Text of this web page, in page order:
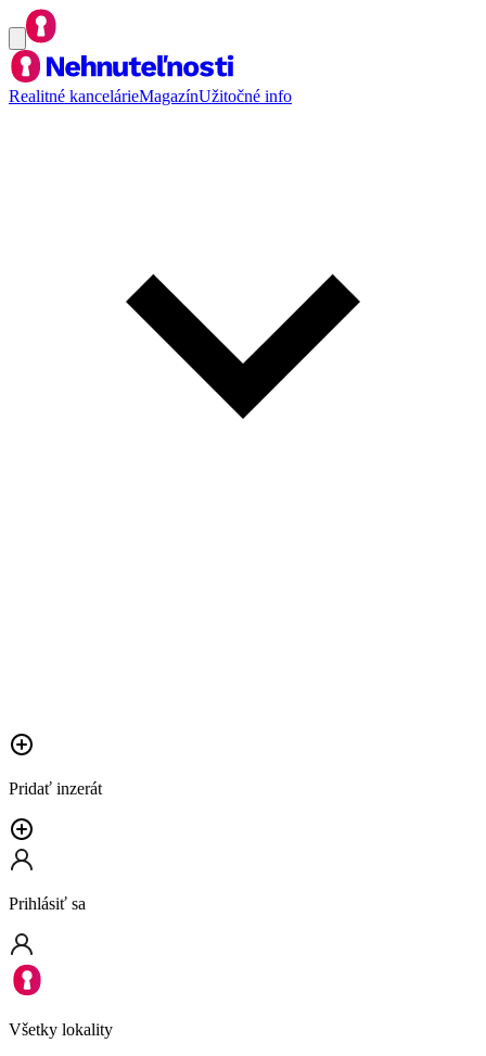
Realitné kancelárieMagazínUžitočné info
Pridať inzerát
Prihlásiť sa
Všetky lokality